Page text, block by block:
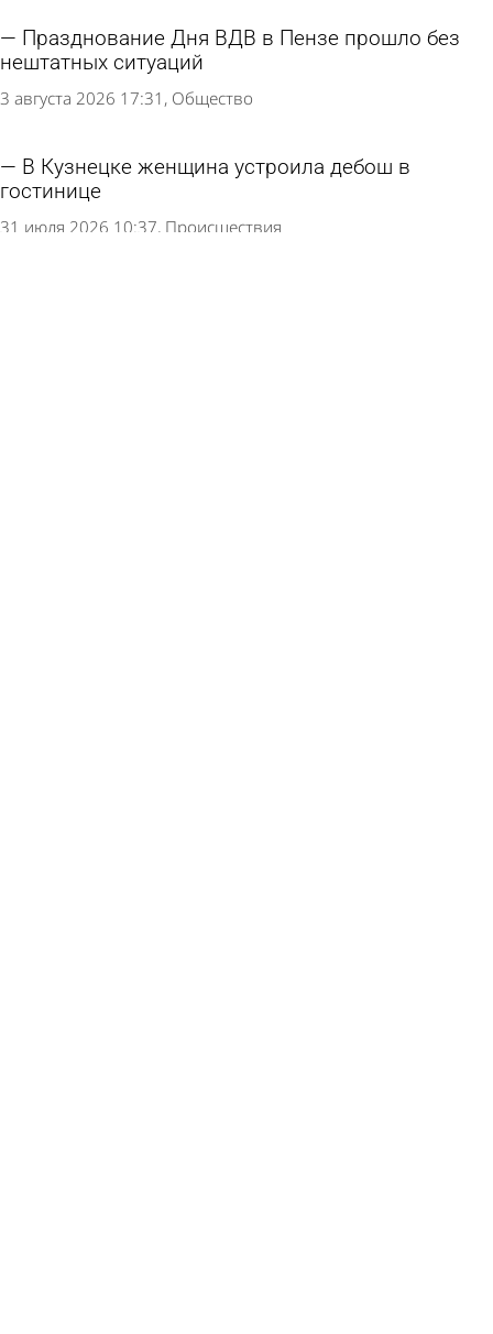
Празднование Дня ВДВ в Пензе прошло без
нештатных ситуаций
3 августа 2026 17:31 Общество
В Кузнецке женщина устроила дебош в
гостинице
31 июля 2026 10:37 Происшествия